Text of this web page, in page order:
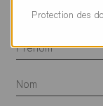
Protection des